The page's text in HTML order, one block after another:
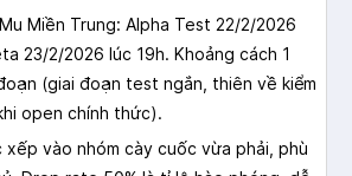
Miền Trung: Alpha Test 22/2/2026
23/2/2026 lúc 19h. Khoảng cách 1
(giai đoạn test ngắn, thiên về kiểm
open chính thức).
vào nhóm cày cuốc vừa phải, phù